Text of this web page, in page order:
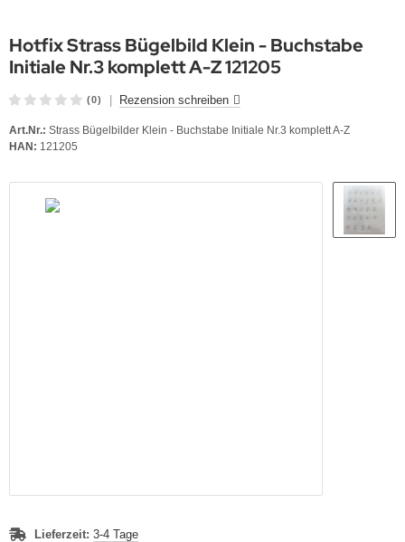
Hotfix Strass Bügelbild Klein - Buchstabe
Initiale Nr.3 komplett A-Z 121205
(0) Rezension schreiben
Art.Nr.: Strass Bügelbilder Klein - Buchstabe Initiale Nr.3 komplett A-Z
HAN: 121205
Lieferzeit: 3-4 Tage